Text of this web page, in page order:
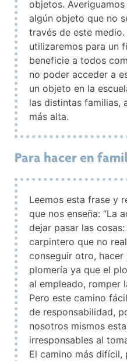
objetos.
algún objeto que no
través de este
utilizaremos para un
beneficie a todos
no poder acceder a
un objeto en la
las distintas familias,
más alta.
Para hacer en
Leemos esta frase y
que nos enseña: “La
dejar pasar las
carpintero que no
conseguir otro,
plomería ya que el
al empleado, romper
Pero este camino
de responsabilidad,
nosotros mismos
irresponsables al
El camino más difícil,